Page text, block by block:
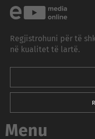
Regjistrohuni për të
në kualitet të lartë.
Menu